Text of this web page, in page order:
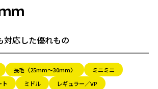
ｍ
対応した優れもの
長毛〈25mm～30mm〉
ミニミニ
ト ミドル レギュラー／VP